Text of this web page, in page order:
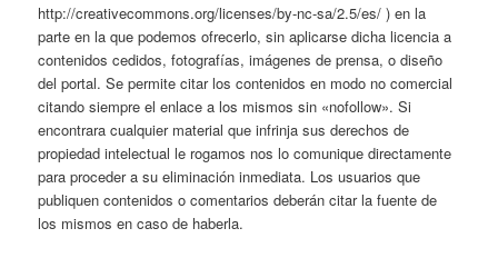
http://creativecommons.org/licenses/by-nc-sa/2.5/es/ ) en la
parte en la que podemos ofrecerlo, sin aplicarse dicha licencia a
contenidos cedidos, fotografías, imágenes de prensa, o diseño
del portal. Se permite citar los contenidos en modo no comercial
citando siempre el enlace a los mismos sin «nofollow». Si
encontrara cualquier material que infrinja sus derechos de
propiedad intelectual le rogamos nos lo comunique directamente
para proceder a su eliminación inmediata. Los usuarios que
publiquen contenidos o comentarios deberán citar la fuente de
los mismos en caso de haberla.